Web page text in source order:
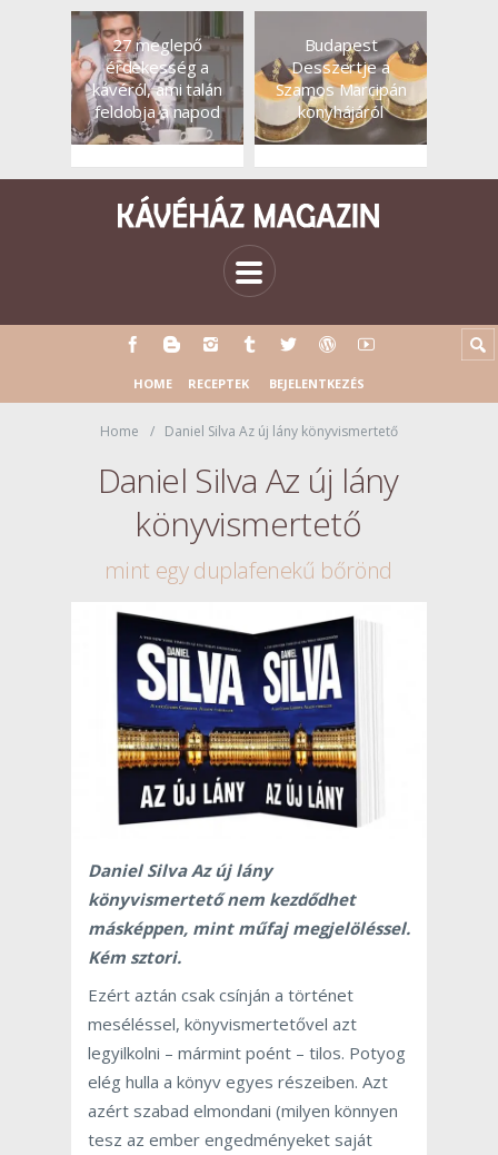
27 meglepő
érdekesség a
kávéról, ami talán
feldobja a napod
Budapest
Desszertje a
Szamos Marcipán
konyhájáról
HOME RECEPTEK BEJELENTKEZÉS
Home Daniel Silva Az új lány könyvismertető
Daniel Silva Az új lány
könyvismertető
mint egy duplafenekű bőrönd
Daniel Silva Az új lány
könyvismertető nem kezdődhet
másképpen, mint műfaj megjelöléssel.
Kém sztori.
Ezért aztán csak csínján a történet
meséléssel, könyvismertetővel azt
legyilkolni – mármint poént – tilos. Potyog
elég hulla a könyv egyes részeiben. Azt
azért szabad elmondani (milyen könnyen
tesz az ember engedményeket saját